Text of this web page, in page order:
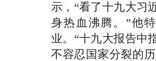
示，“看了十九大习
身热血沸腾。”他
业。“十九大报告中
不容忍国家分裂的